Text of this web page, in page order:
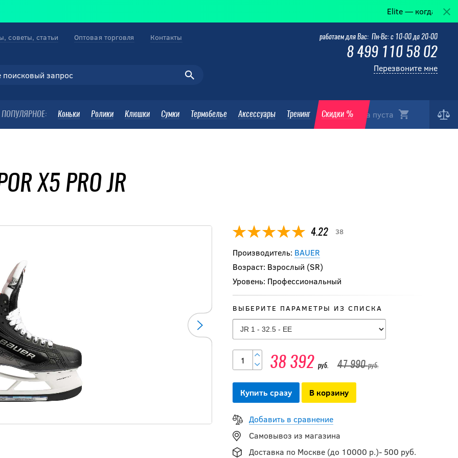
Elite — когда победа в
Корзина пуста
ПОПУЛЯРНОЕ: Коньки Ролики Клюшки Сумки Термобелье Аксессуары Тренинг Скидки %
советы, статьи Оптовая торговля Контакты работаем для Вас: Пн-Вс: с 10-00 до 20-00
8 499 110 58 02
Перезвоните мне
X5 PRO JR
4.22 38
Производитель: BAUER
Возраст: Взрослый (SR)
Уровень: Профессиональный
ВЫБЕРИТЕ ПАРАМЕТРЫ ИЗ СПИСКА
38 392 руб. 47 990руб.
Купить сразу В корзину
Добавить в сравнение
Самовывоз из магазина
Доставка по Москве (до 10000 р.)- 500 руб.
VAPOR FLY40 SR
54 990
VAPOR FLY30 SKATE